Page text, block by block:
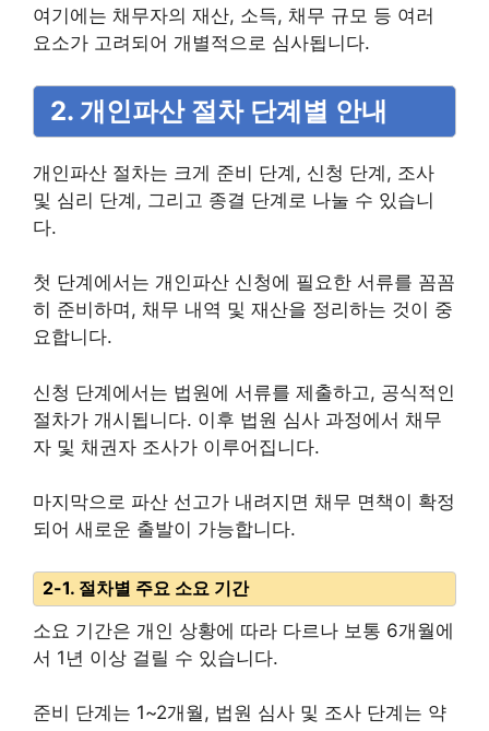
여기에는 채무자의 재산, 소득, 채무 규모 등 여러
요소가 고려되어 개별적으로 심사됩니다.
2. 개인파산 절차 단계별 안내
개인파산 절차는 크게 준비 단계, 신청 단계, 조사
및 심리 단계, 그리고 종결 단계로 나눌 수 있습니
다.
첫 단계에서는 개인파산 신청에 필요한 서류를 꼼꼼
히 준비하며, 채무 내역 및 재산을 정리하는 것이 중
요합니다.
신청 단계에서는 법원에 서류를 제출하고, 공식적인
절차가 개시됩니다. 이후 법원 심사 과정에서 채무
자 및 채권자 조사가 이루어집니다.
마지막으로 파산 선고가 내려지면 채무 면책이 확정
되어 새로운 출발이 가능합니다.
2-1. 절차별 주요 소요 기간
소요 기간은 개인 상황에 따라 다르나 보통 6개월에
서 1년 이상 걸릴 수 있습니다.
준비 단계는 1~2개월, 법원 심사 및 조사 단계는 약